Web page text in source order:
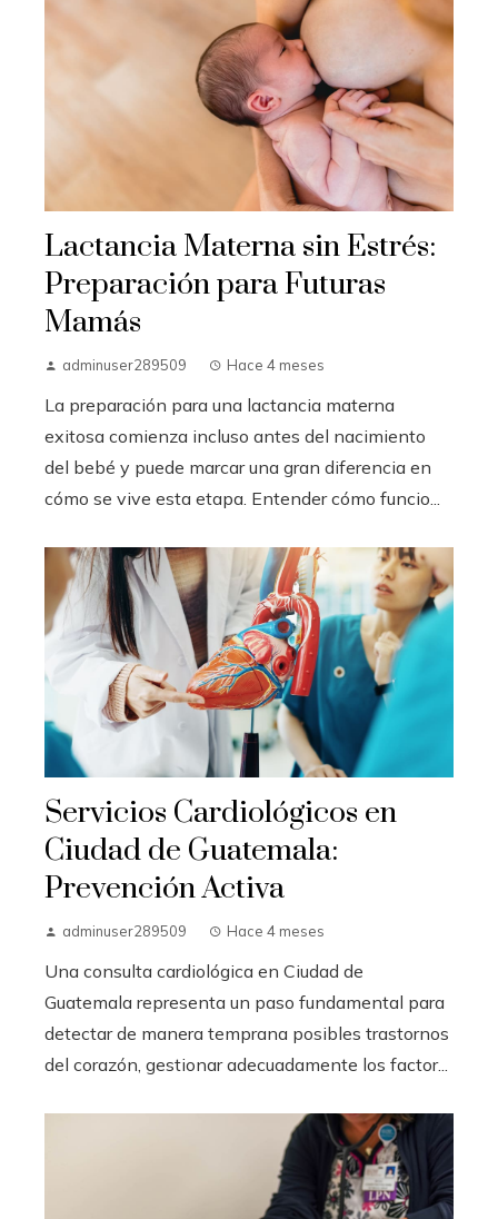
Lactancia Materna sin Estrés:
Preparación para Futuras
Mamás
adminuser289509 Hace 4 meses
La preparación para una lactancia materna
exitosa comienza incluso antes del nacimiento
del bebé y puede marcar una gran diferencia en
cómo se vive esta etapa. Entender cómo funcio...
Servicios Cardiológicos en
Ciudad de Guatemala:
Prevención Activa
adminuser289509 Hace 4 meses
Una consulta cardiológica en Ciudad de
Guatemala representa un paso fundamental para
detectar de manera temprana posibles trastornos
del corazón, gestionar adecuadamente los factor...